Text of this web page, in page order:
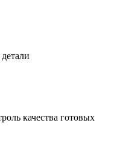
качества готовых